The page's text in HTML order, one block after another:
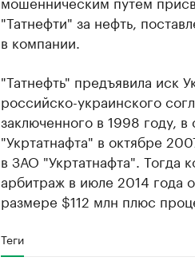
"Татнефти" за нефть,
в компании.
"Татнефть" предъявила иск
российско-украинского
заключенного в 1998 году,
"Укртатнафта" в октябре
в ЗАО "Укртатнафта". Тогда
арбитраж в июле 2014 года
размере $112 млн плюс
Теги